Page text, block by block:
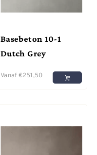
Basebeton 10-1
Dutch Grey
Vanaf €251,50